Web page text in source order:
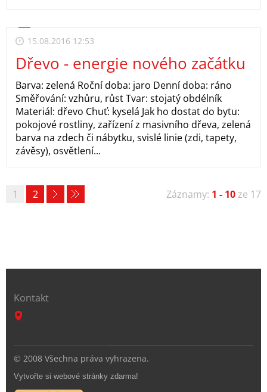
15.08.2016 12:53
Dřevo - energie nového začátku
Barva: zelená Roční doba: jaro Denní doba: ráno
Směřování: vzhůru, růst Tvar: stojatý obdélník
Materiál: dřevo Chuť: kyselá Jak ho dostat do bytu:
pokojové rostliny, zařízení z masivního dřeva, zelená
barva na zdech či nábytku, svislé linie (zdi, tapety,
závěsy), osvětlení...
Záznamy: 1 - 10ze 17
1 2
Kontakt
© 2008 Všechna práva vyhrazena.
Vytvořte si webové stránky zdarma!